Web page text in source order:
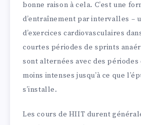
bonne raison à cela. C’est une
d’entraînement par intervalles –
d’exercices cardiovasculaires
courtes périodes de sprints
sont alternées avec des
moins intenses jusqu’à ce que
s’installe.
Les cours de HIIT durent